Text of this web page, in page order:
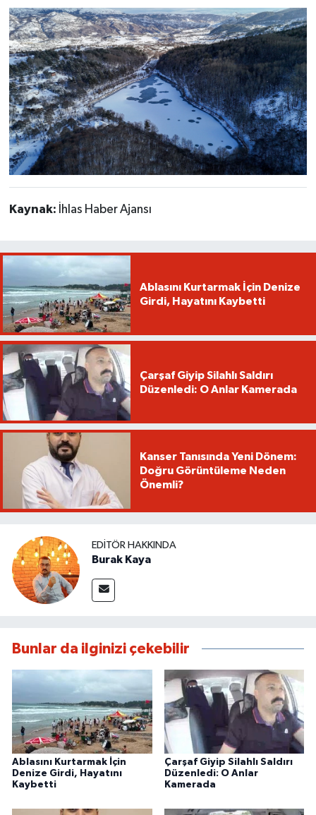
Kaynak: İhlas Haber Ajansı
Ablasını Kurtarmak İçin Denize
Girdi, Hayatını Kaybetti
Çarşaf Giyip Silahlı Saldırı
Düzenledi: O Anlar Kamerada
Kanser Tanısında Yeni Dönem:
Doğru Görüntüleme Neden
Önemli?
EDITÖR HAKKINDA
Burak Kaya
Bunlar da ilginizi çekebilir
Ablasını Kurtarmak İçin
Denize Girdi, Hayatını
Kaybetti
Çarşaf Giyip Silahlı Saldırı
Düzenledi: O Anlar
Kamerada